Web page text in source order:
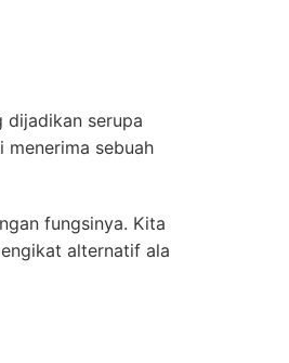
dijadikan serupa
sebuah
fungsinya. Kita
alternatif ala